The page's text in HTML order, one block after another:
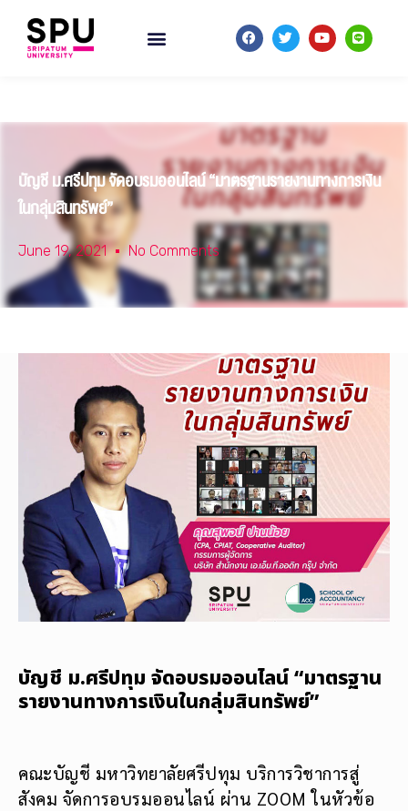
บัญชี ม.ศรีปทุม จัดอบรมออนไลน์ “มาตรฐานรายงานทางการเงิน
ในกลุ่มสินทรัพย์”
June 19, 2021 No Comments
บัญชี ม.ศรีปทุม จัดอบรมออนไลน์ “มาตรฐาน
รายงานทางการเงินในกลุ่มสินทรัพย์”
คณะบัญชี มหาวิทยาลัยศรีปทุม บริการวิชาการสู่
สังคม จัดการอบรมออนไลน์ ผ่าน ZOOM ในหัวข้อ